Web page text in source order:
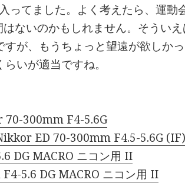
ってました。よく考えたら、運動
ないのかもしれません。そうい
が、もうちょっと望遠が欲しか
いが適当ですね。
300mm F4-5.6G
ED 70-300mm F4.5-5.6G (IF)
DG MACRO ニコン用 II
5.6 DG MACRO ニコン用 II